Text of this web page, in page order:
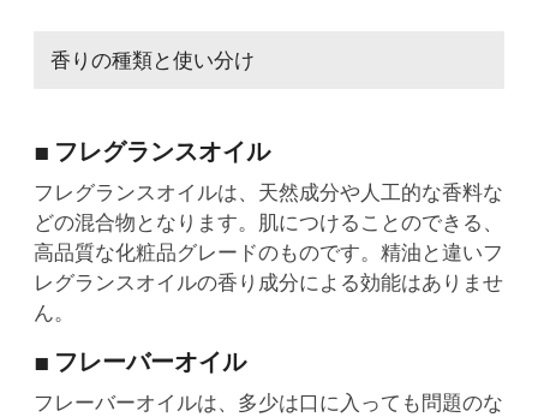
香りの種類と使い分け
■ フレグランスオイル
フレグランスオイルは、天然成分や人工的な香料な
どの混合物となります。肌につけることのできる、
高品質な化粧品グレードのものです。精油と違いフ
レグランスオイルの香り成分による効能はありませ
ん。
■ フレーバーオイル
フレーバーオイルは、多少は口に入っても問題のな